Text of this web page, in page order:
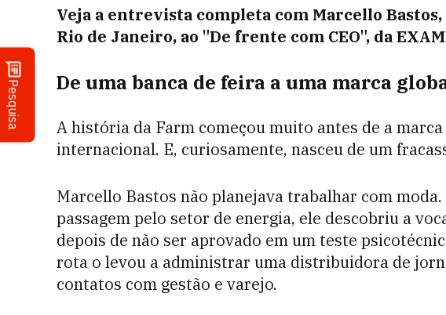
Pesquisa
Veja a entrevista completa com Marcello
Rio de Janeiro, ao "De frente com CEO", da
De uma banca de feira a uma marca
A história da Farm começou muito antes de a
internacional. E, curiosamente, nasceu de um
Marcello Bastos não planejava trabalhar com
passagem pelo setor de energia, ele descobriu a
depois de não ser aprovado em um teste
rota o levou a administrar uma distribuidora de
contatos com gestão e varejo.